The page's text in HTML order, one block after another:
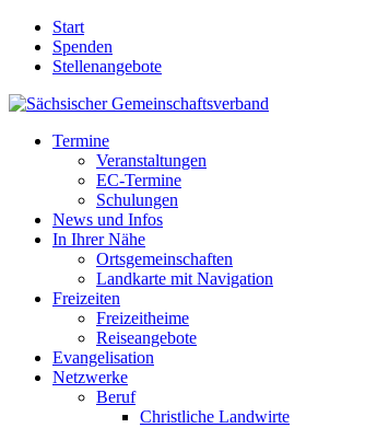
Start
Spenden
Stellenangebote
Termine
Veranstaltungen
EC-Termine
Schulungen
News und Infos
In Ihrer Nähe
Ortsgemeinschaften
Landkarte mit Navigation
Freizeiten
Freizeitheime
Reiseangebote
Evangelisation
Netzwerke
Beruf
Christliche Landwirte